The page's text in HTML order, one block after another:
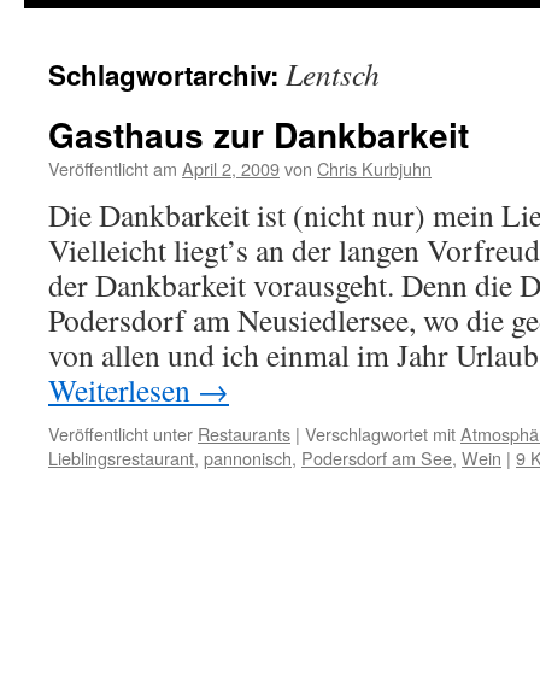
Schlagwortarchiv: Lentsch
Gasthaus zur Dankbarkeit
Veröffentlicht am April 2, 2009von Chris Kurbjuhn
Die Dankbarkeit ist (nicht nur) mein
Vielleicht liegt’s an der langen
der Dankbarkeit vorausgeht. Denn die
Podersdorf am Neusiedlersee, wo die
von allen und ich einmal im Jahr
Weiterlesen →
Veröffentlicht unter Restaurants | Verschlagwortet mit
Lieblingsrestaurant, pannonisch, Podersdorf am See, Wein | 9